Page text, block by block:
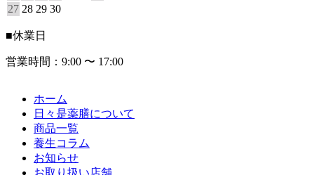
27 28 29 30
■休業日
営業時間：9:00 〜 17:00
ホーム
日々是薬膳について
商品一覧
養生コラム
お知らせ
お取り扱い店舗